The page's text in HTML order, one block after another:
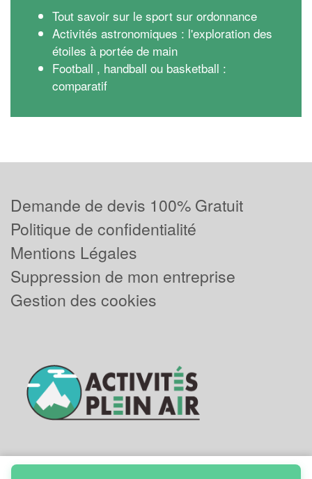
Tout savoir sur le sport sur ordonnance
Activités astronomiques : l'exploration des
étoiles à portée de main
Football , handball ou basketball :
comparatif
Demande de devis 100% Gratuit
Politique de confidentialité
Mentions Légales
Suppression de mon entreprise
Gestion des cookies